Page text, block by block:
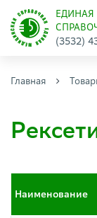
(3532)
Главная
Наименование